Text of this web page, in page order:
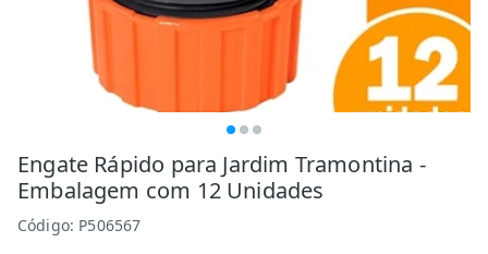
Engate Rápido para Jardim Tramontina -
Embalagem com 12 Unidades
Código: P506567